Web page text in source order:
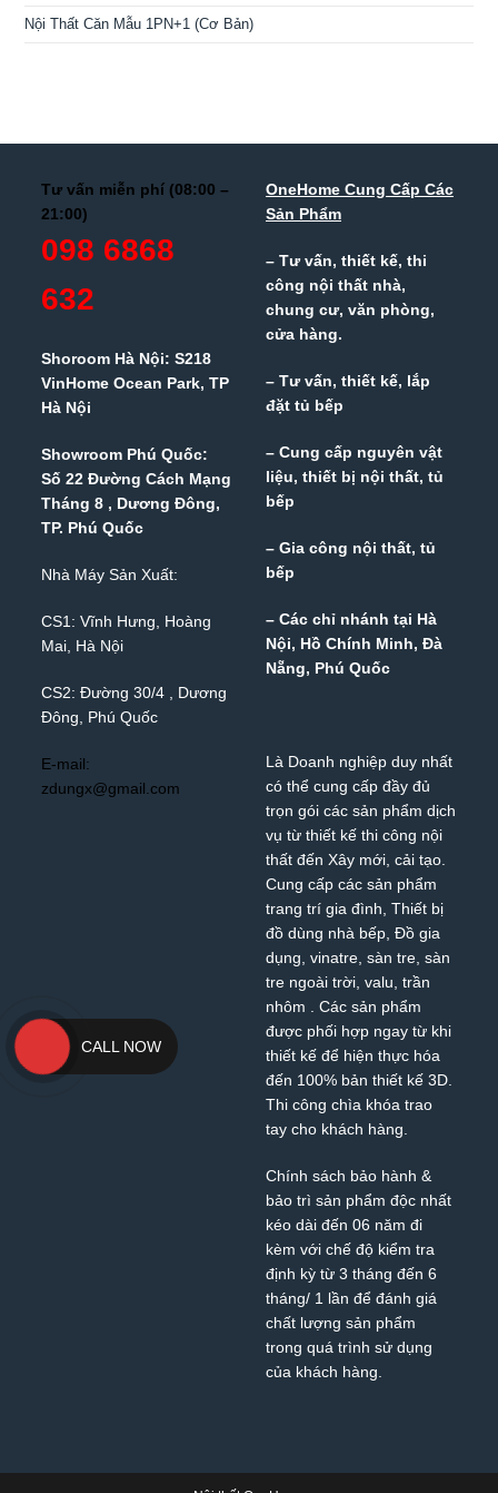
Nội Thất Căn Mẫu 1PN+1 (Cơ Bản)
Tư vấn miễn phí (08:00 –
21:00)
098 6868
632
Shoroom Hà Nội: S218
VinHome Ocean Park, TP
Hà Nội
Showroom Phú Quốc:
Số 22 Đường Cách Mạng
Tháng 8 , Dương Đông,
TP. Phú Quốc
Nhà Máy Sản Xuất:
CS1: Vĩnh Hưng, Hoàng
Mai, Hà Nội
CS2: Đường 30/4 , Dương
Đông, Phú Quốc
E-mail:
zdungx@gmail.com
OneHome Cung Cấp Các
Sản Phẩm
– Tư vấn, thiết kế, thi
công nội thất nhà,
chung cư, văn phòng,
cửa hàng.
– Tư vấn, thiết kế, lắp
đặt tủ bếp
– Cung cấp nguyên vật
liệu, thiết bị nội thất, tủ
bếp
– Gia công nội thất, tủ
bếp
– Các chỉ nhánh tại Hà
Nội, Hồ Chính Minh, Đà
Nẵng, Phú Quốc
Là Doanh nghiệp duy nhất
có thể cung cấp đầy đủ
trọn gói các sản phẩm dịch
vụ từ thiết kế thi công nội
thất đến Xây mới, cải tạo.
Cung cấp các sản phẩm
trang trí gia đình, Thiết bị
đồ dùng nhà bếp, Đồ gia
dụng, vinatre sàn tre sàn
tre ngoài trời valu trần
nhôm . Các sản phẩm
được phối hợp ngay từ khi
thiết kế để hiện thực hóa
đến 100% bản thiết kế 3D.
Thi công chìa khóa trao
tay cho khách hàng.
Chính sách bảo hành &
bảo trì sản phẩm độc nhất
kéo dài đến 06 năm đi
kèm với chế độ kiểm tra
định kỳ từ 3 tháng đến 6
tháng/ 1 lần để đánh giá
chất lượng sản phẩm
trong quá trình sử dụng
của khách hàng.
CALL NOW